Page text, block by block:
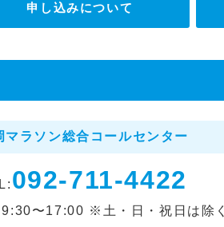
申し込みについて
マラソン総合コールセンター
092-711-4422
〜17:00 ※土・日・祝日は除く